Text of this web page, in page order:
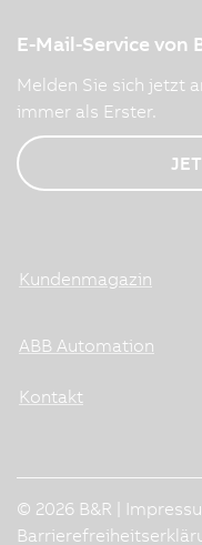
E-Mail-Service von
Melden Sie sich jetzt
immer als Erster.
Kundenmagazin
ABB Automation
Kontakt
© 2026 B&R |